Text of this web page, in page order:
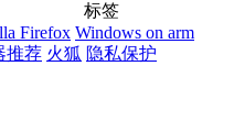
标签
Firefox Windows on arm
推荐 火狐 隐私保护